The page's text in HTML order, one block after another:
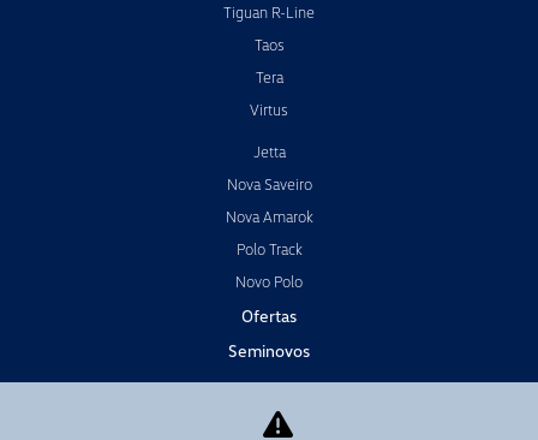
Tiguan R-Line
Taos
Tera
Virtus
Jetta
Nova Saveiro
Nova Amarok
Polo Track
Novo Polo
Ofertas
Seminovos
Vendas Diretas